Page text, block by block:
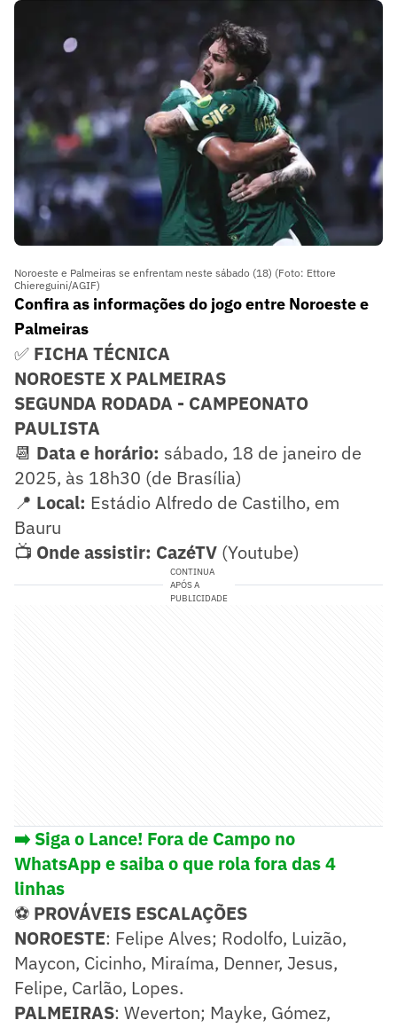
Noroeste e Palmeiras se enfrentam neste sábado (18) (Foto: Ettore
Chiereguini/AGIF)
Confira as informações do jogo entre Noroeste e
Palmeiras
✅ FICHA TÉCNICA
NOROESTE X PALMEIRAS
SEGUNDA RODADA - CAMPEONATO
PAULISTA
📆 Data e horário: sábado, 18 de janeiro de
2025, às 18h30 (de Brasília)
📍 Local: Estádio Alfredo de Castilho, em
Bauru
📺 Onde assistir: CazéTV (Youtube)
CONTINUA
APÓS A
PUBLICIDADE
➡️ Siga o Lance! Fora de Campo no
WhatsApp e saiba o que rola fora das 4
linhas
⚽ PROVÁVEIS ESCALAÇÕES
NOROESTE: Felipe Alves; Rodolfo, Luizão,
Maycon, Cicinho, Miraíma, Denner, Jesus,
Felipe, Carlão, Lopes.
PALMEIRAS: Weverton; Mayke, Gómez,